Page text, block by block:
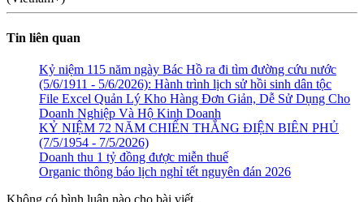
Tin liên quan
Kỷ niệm 115 năm ngày Bác Hồ ra đi tìm đường cứu nước
(5/6/1911 - 5/6/2026): Hành trình lịch sử hồi sinh dân tộc
File Excel Quản Lý Kho Hàng Đơn Giản, Dễ Sử Dụng Cho
Doanh Nghiệp Và Hộ Kinh Doanh
KỶ NIỆM 72 NĂM CHIẾN THẮNG ĐIỆN BIÊN PHỦ
(7/5/1954 - 7/5/2026)
Doanh thu 1 tỷ đồng được miễn thuế
Organic thông báo lịch nghỉ tết nguyên đán 2026
Không có bình luận nào cho bài viết.